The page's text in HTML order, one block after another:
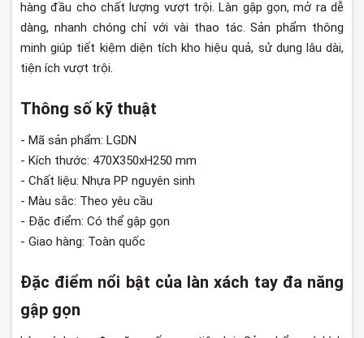
hàng đầu cho chất lượng vượt trội. Làn gập gọn, mở ra dễ
dàng, nhanh chóng chỉ với vài thao tác. Sản phẩm thông
minh giúp tiết kiệm diện tích kho hiệu quả, sử dụng lâu dài,
tiện ích vượt trội.
Thông số kỹ thuật
- Mã sản phẩm: LGDN
- Kích thước: 470X350xH250 mm
- Chất liệu: Nhựa PP nguyên sinh
- Màu sắc: Theo yêu cầu
- Đặc điểm: Có thể gập gọn
- Giao hàng: Toàn quốc
Đặc điểm nổi bật của làn xách tay đa năng
gập gọn